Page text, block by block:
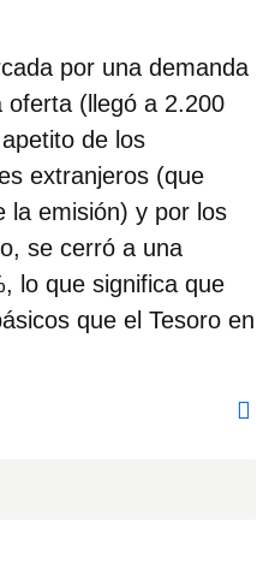
por una demanda
oferta (llegó a 2.200
de los
extranjeros (que
la emisión) y por los
se cerró a una
lo que significa que
que el Tesoro en